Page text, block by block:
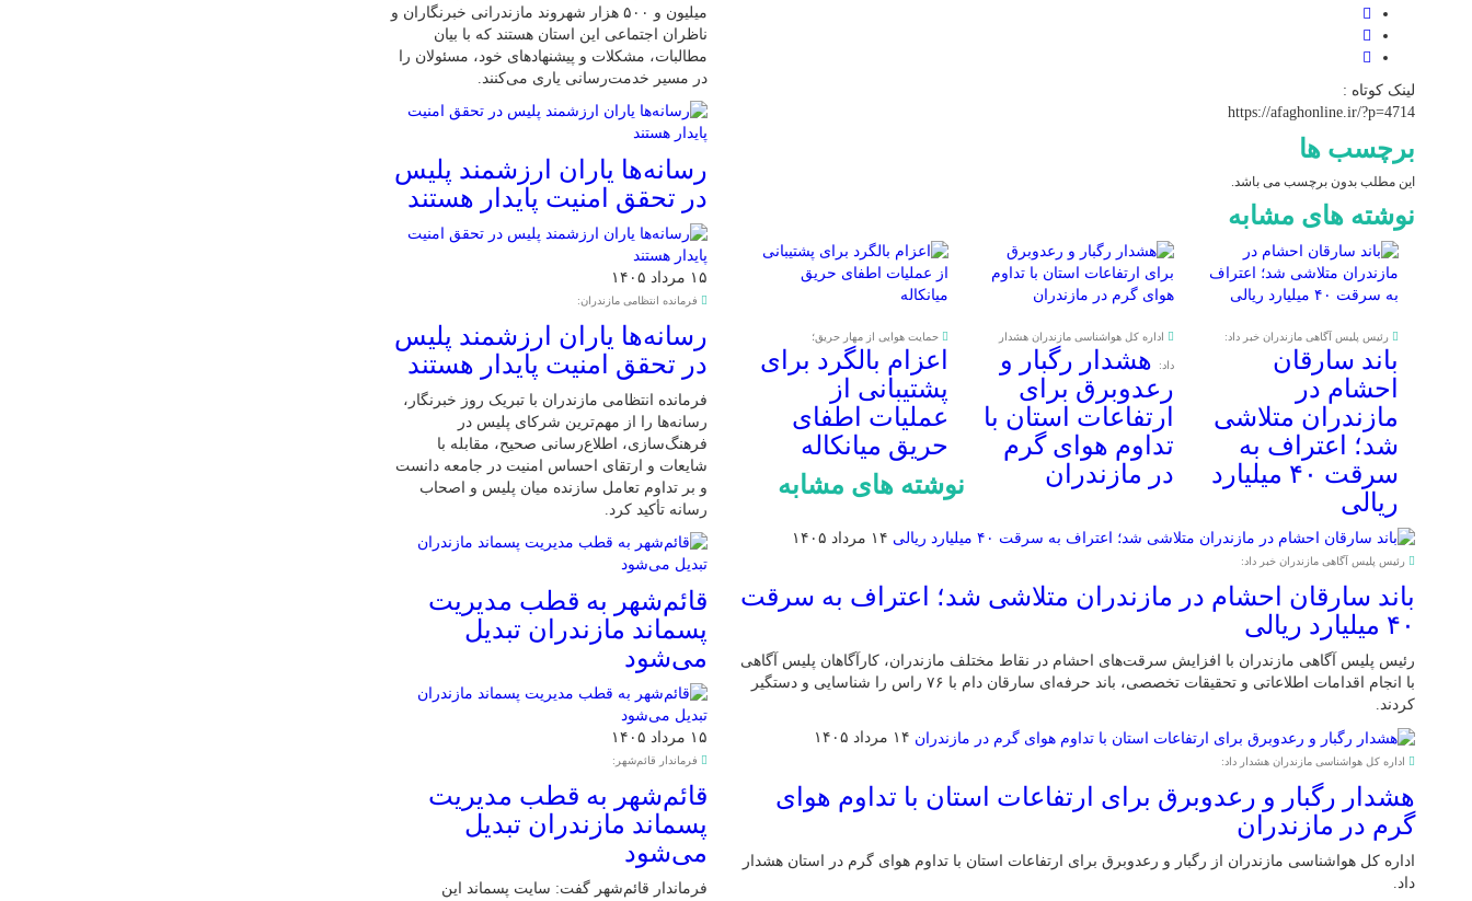
لینک کوتاه :
https://afaghonline.ir/?p=4714
برچسب ها
این مطلب بدون برچسب می باشد.
نوشته های مشابه
رئیس پلیس آگاهی مازندران خبر داد:
باند سارقان
احشام در
مازندران متلاشی
شد؛ اعتراف به
سرقت ۴۰ میلیارد
ریالی
اداره کل هواشناسی مازندران هشدار
داد:
هشدار رگبار و
رعدوبرق برای
ارتفاعات استان با
تداوم هوای گرم
در مازندران
حمایت هوایی از مهار حریق؛
اعزام بالگرد برای
پشتیبانی از
عملیات اطفای
حریق میانکاله
نوشته های مشابه
۱۴ مرداد ۱۴۰۵
رئیس پلیس آگاهی مازندران خبر داد:
باند سارقان احشام در مازندران متلاشی شد؛ اعتراف به سرقت
۴۰ میلیارد ریالی
رئیس پلیس آگاهی مازندران با افزایش سرقت‌های احشام در نقاط مختلف مازندران، کارآگاهان پلیس آگاهی
با انجام اقدامات اطلاعاتی و تحقیقات تخصصی، باند حرفه‌ای سارقان دام با ۷۶ راس را شناسایی و دستگیر
کردند.
۱۴ مرداد ۱۴۰۵
اداره کل هواشناسی مازندران هشدار داد:
هشدار رگبار و رعدوبرق برای ارتفاعات استان با تداوم هوای
گرم در مازندران
اداره کل هواشناسی مازندران از رگبار و رعدوبرق برای ارتفاعات استان با تداوم هوای گرم در استان هشدار
داد.
میلیون و ۵۰۰ هزار شهروند مازندرانی خبرنگاران و
ناظران اجتماعی این استان هستند که با بیان
مطالبات، مشکلات و پیشنهادهای خود، مسئولان را
در مسیر خدمت‌رسانی یاری می‌کنند.
رسانه‌ها یاران ارزشمند پلیس
در تحقق امنیت پایدار هستند
۱۵ مرداد ۱۴۰۵
فرمانده انتظامی مازندران:
رسانه‌ها یاران ارزشمند پلیس
در تحقق امنیت پایدار هستند
فرمانده انتظامی مازندران با تبریک روز خبرنگار،
رسانه‌ها را از مهم‌ترین شرکای پلیس در
فرهنگ‌سازی، اطلاع‌رسانی صحیح، مقابله با
شایعات و ارتقای احساس امنیت در جامعه دانست
و بر تداوم تعامل سازنده میان پلیس و اصحاب
رسانه تأکید کرد.
قائم‌شهر به قطب مدیریت
پسماند مازندران تبدیل
می‌شود
۱۵ مرداد ۱۴۰۵
فرماندار قائم‌شهر:
قائم‌شهر به قطب مدیریت
پسماند مازندران تبدیل
می‌شود
فرماندار قائم‌شهر گفت: سایت پسماند این